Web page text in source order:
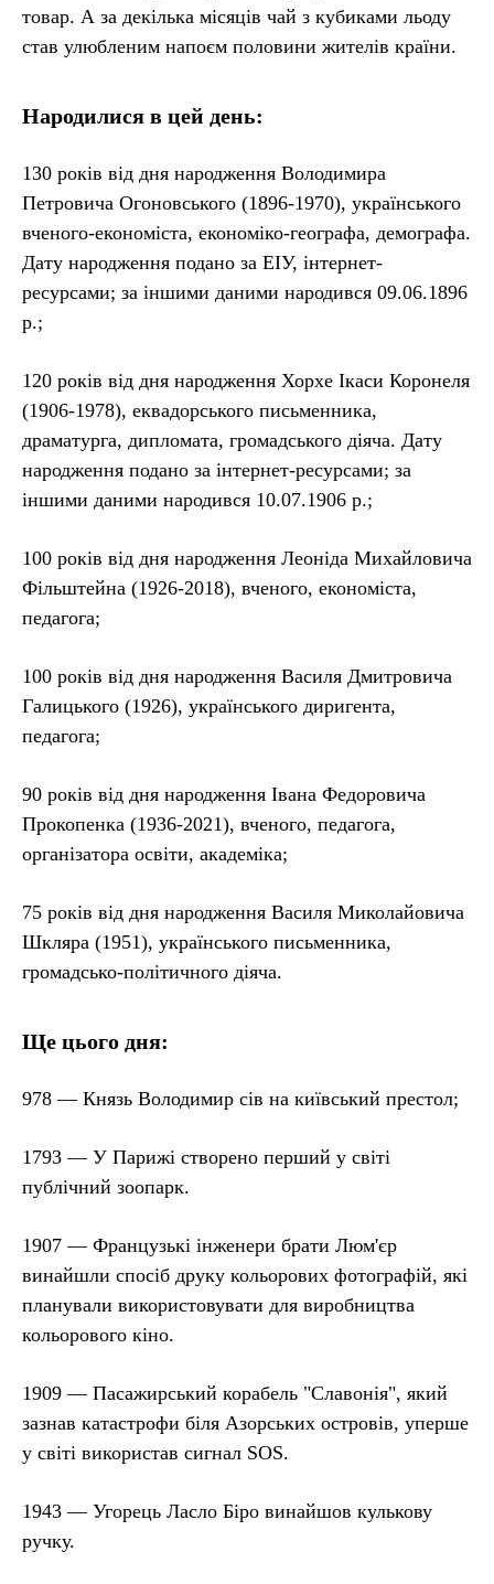
товар. А за декілька місяців чай з кубиками льоду
став улюбленим напоєм половини жителів країни.
Народилися в цей день:
130 років від дня народження Володимира
Петровича Огоновського (1896-1970), українського
вченого-економіста, економіко-географа, демографа.
Дату народження подано за ЕІУ, інтернет-
ресурсами; за іншими даними народився 09.06.1896
р.;
120 років від дня народження Хорхе Ікаси Коронеля
(1906-1978), еквадорського письменника,
драматурга, дипломата, громадського діяча. Дату
народження подано за інтернет-ресурсами; за
іншими даними народився 10.07.1906 р.;
100 років від дня народження Леоніда Михайловича
Фільштейна (1926-2018), вченого, економіста,
педагога;
100 років від дня народження Василя Дмитровича
Галицького (1926), українського диригента,
педагога;
90 років від дня народження Івана Федоровича
Прокопенка (1936-2021), вченого, педагога,
організатора освіти, академіка;
75 років від дня народження Василя Миколайовича
Шкляра (1951), українського письменника,
громадсько-політичного діяча.
Ще цього дня:
978 — Князь Володимир сів на київський престол;
1793 — У Парижі створено перший у світі
публічний зоопарк.
1907 — Французькі інженери брати Люм'єр
винайшли спосіб друку кольорових фотографій, які
планували використовувати для виробництва
кольорового кіно.
1909 — Пасажирський корабель "Славонія", який
зазнав катастрофи біля Азорських островів, уперше
у світі використав сигнал SOS.
1943 — Угорець Ласло Біро винайшов кулькову
ручку.